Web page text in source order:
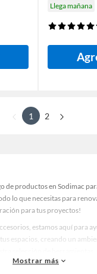
Llega mañana
1 2
de productos en Sodimac
lo que necesitas para
para tus proyectos!
estamos aquí para
espacios, creando un
a crear un espacio
Mostrar más